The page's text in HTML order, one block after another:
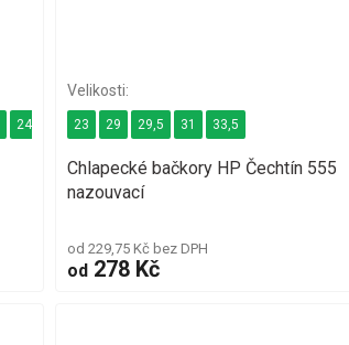
24 24,5 25
Chlapecké bačkory HP Čechtín 555
nazouvací
od 229,75 Kč bez DPH
od278 Kč
23 29 29,5 31 33,5